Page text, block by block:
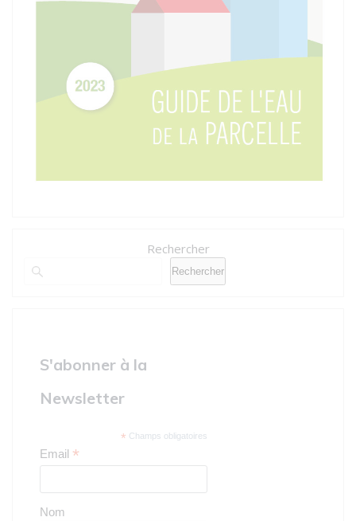
Rechercher
Rechercher
S'abonner à la
Newsletter
* Champs obligatoires
Email *
Nom